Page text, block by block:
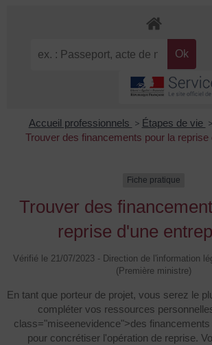
Accueil professionnels > Étapes de vie >
Trouver des financements pour la reprise
Fiche pratique
Trouver des
reprise d'une
Vérifié le 21/07/2023 - Direction de l'information
(Première ministre)
En tant que porteur de projet, vous serez le
compléter vos ressources
class="miseenevidence">des
pour concrétiser l'opération de reprise.